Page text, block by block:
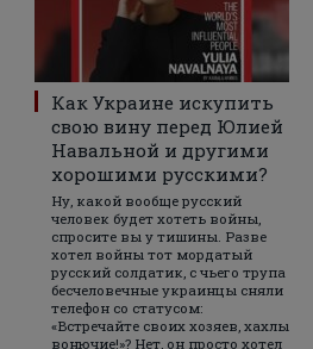
Как Украине искупить
свою вину перед Юлией
Навальной и другими
хорошими русскими?
Ну, какой вообще русский
человек будет хотеть войны,
спросите вы у тишины. Разве
хотел войны тот мордатый
русский солдатик, с чьего трупа
бесчеловечные украинцы сняли
телефон со статусом:
«Встречайте своих хозяев, хахлы
вонючие!»? Нет, он просто хотел